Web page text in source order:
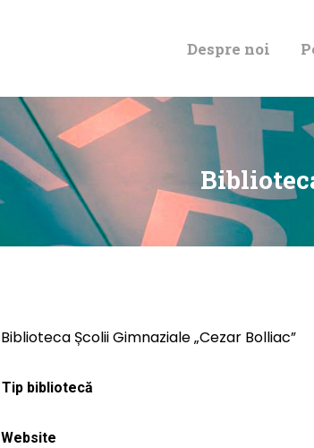
Despre noi
Biblioteca Școlii Gimnaziale „Cezar Bolliac”
Tip bibliotecă
Website